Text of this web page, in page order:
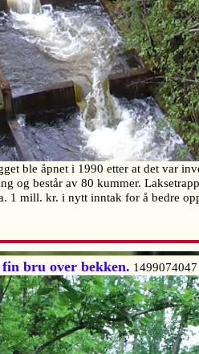
ble åpnet i 1990 etter at det var
og består av 80 kummer.
1 mill. kr. i nytt inntak for å bedre
bru over bekken.